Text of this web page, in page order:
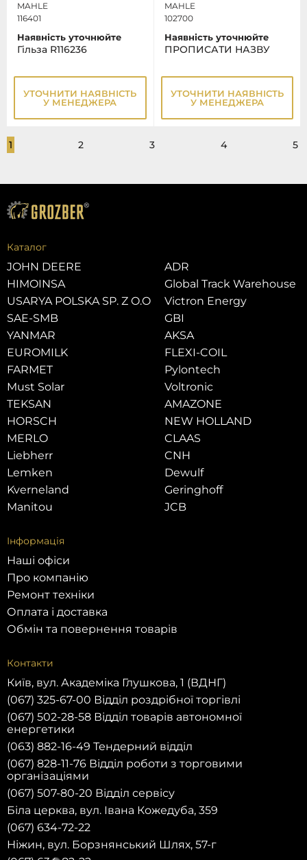
MAHLE
116401
Наявність уточнюйте
Гільза R116236
УТОЧНИТИ НАЯВНІСТЬ
У МЕНЕДЖЕРА
MAHLE
102700
Наявність уточнюйте
ПРОПИСАТИ НАЗВУ
УТОЧНИТИ НАЯВНІСТЬ
У МЕНЕДЖЕРА
1 2 3 4 5
Каталог
JOHN DEERE
HIMOINSA
USARYA POLSKA SP. Z O.O
SAE-SMB
YANMAR
EUROMILK
FARMET
Must Solar
TEKSAN
HORSCH
MERLO
Liebherr
Lemken
Kverneland
Manitou
ADR
Global Track Warehouse
Victron Energy
GBI
AKSA
FLEXI-COIL
Pylontech
Voltronic
AMAZONE
NEW HOLLAND
CLAAS
CNH
Dewulf
Geringhoff
JCB
Інформація
Наші офіси
Про компанію
Ремонт техніки
Оплата і доставка
Обмін та повернення товарів
Контакти
Київ, вул. Академіка Глушкова, 1 (ВДНГ)
(067) 325-67-00 Відділ роздрібної торгівлі
(067) 502-28-58 Відділ товарів автономної
енергетики
(063) 882-16-49 Тендерний відділ
(067) 828-11-76 Відділ роботи з торговими
організаціями
(067) 507-80-20 Відділ сервісу
Біла церква, вул. Івана Кожедуба, 359
(067) 634-72-22
Ніжин, вул. Борзнянський Шлях, 57-г